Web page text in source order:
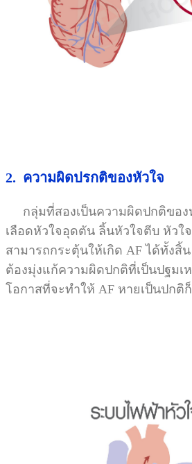
2. ความผิดปรกติของหัวใจ
กลุ่มที่สองเป็นความผิดปกติของ
เลือดหัวใจอุดตัน ลิ้นหัวใจตีบ หัวใ
สามารถกระตุ้นให้เกิด AF ได้ทั้งสิ้
ต้องมุ่งแก้ความผิดปกติที่เป็นปฐมเ
โอกาสที่จะทำให้ AF หายเป็นปกติ